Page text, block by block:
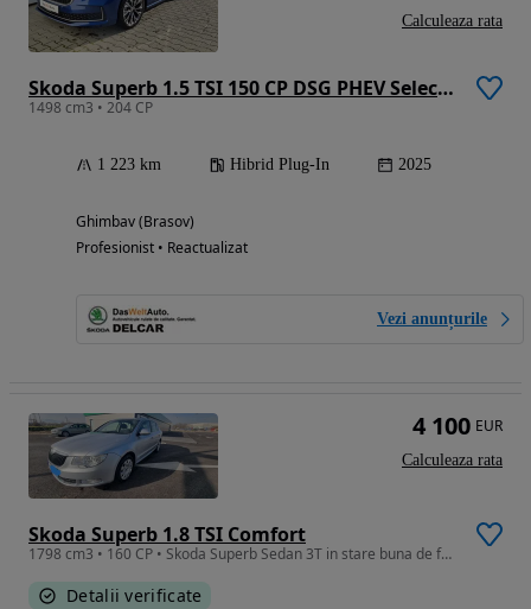
Skoda Superb 1.5 TSI 150 CP DSG PHEV Selection
1498 cm3 • 204 CP
1 223 km Hibrid Plug-In 2025
Ghimbav (Brasov)
Profesionist • Reactualizat
Vezi anunțurile
Calculeaza rata
Skoda Superb 1.8 TSI Comfort
1798 cm3 • 160 CP • Skoda Superb Sedan 3T in stare buna de functionare
Detalii verificate
4 100 EUR
Calculeaza rata